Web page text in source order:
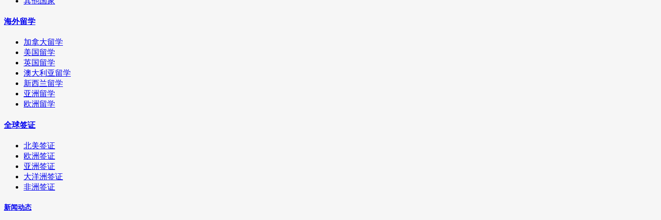
海外留学
加拿大留学
美国留学
英国留学
澳大利亚留学
新西兰留学
亚洲留学
欧洲留学
全球签证
北美签证
欧洲签证
亚洲签证
大洋洲签证
非洲签证
新闻动态